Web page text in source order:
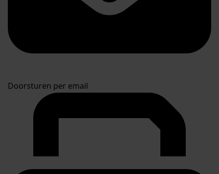
Doorsturen per email